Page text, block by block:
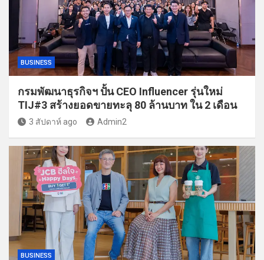
BUSINESS
กรมพัฒนาธุรกิจฯ ปั้น CEO Influencer รุ่นใหม่
TIJ#3 สร้างยอดขายทะลุ 80 ล้านบาท ใน 2 เดือน
3 สัปดาห์ ago Admin2
BUSINESS